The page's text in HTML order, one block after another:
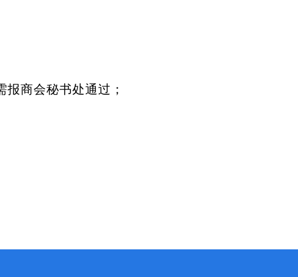
商会秘书处通过；